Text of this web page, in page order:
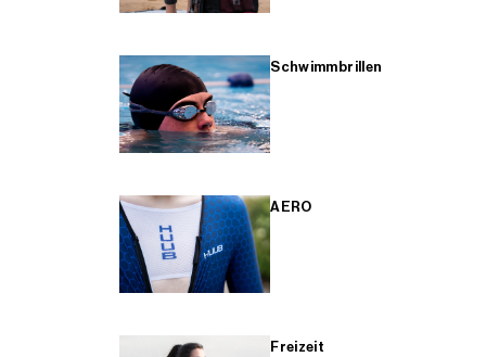
Schwimmbrillen
AERO
Freizeit